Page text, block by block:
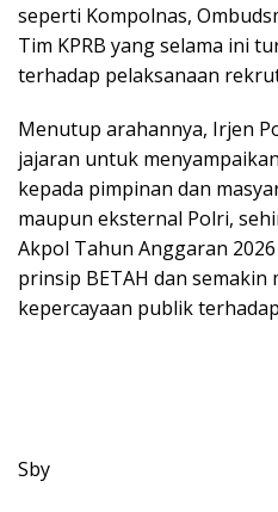
seperti Kompolnas,
Tim KPRB yang selama ini
terhadap pelaksanaan
Menutup arahannya, Irjen
jajaran untuk
kepada pimpinan dan
maupun eksternal Polri,
Akpol Tahun Anggaran
prinsip BETAH dan semakin
kepercayaan publik
Sby